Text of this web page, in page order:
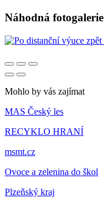
Náhodná fotogalerie
Mohlo by vás zajímat
MAS Český les
RECYKLO HRANÍ
msmt.cz
Ovoce a zelenina do škol
Plzeňský kraj